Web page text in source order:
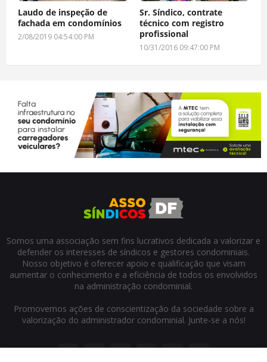
Laudo de inspeção de
fachada em condomínios
2/08/2019 04:54:00 PM
Sr. Síndico, contrate
técnico com registro
profissional
10/31/2016 09:47:00 PM
Somos uma associação sem fins lucrativos dedicada a valorizar e
defender os interesses de síndicos e gestores condominiais.
Nosso objetivo é oferecer apoio e qualificação que visam
aumentar o conhecimento e a eficiência de todos os envolvidos
na administração condominial.
Promovemos ações de conscientização da sociedade sobre a
valorização do administrador condominial. Junte-se a nós!